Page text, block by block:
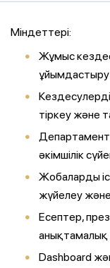
Міндеттері:
Жұмыс
ұйымдастыру
тіркеу және
әкімшілік
Жобаларды
жүйелеу
Есептер,
Dashboard